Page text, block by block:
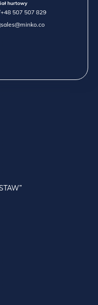
hurtowy
+48 507 507 829
sales@minko.co